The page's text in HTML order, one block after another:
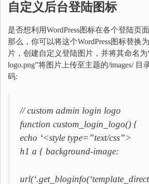
自定义后台登陆图标
是否想利用WordPress图标在各个登陆页
那么，你可以将这个WordPress图标替换
片，创建自定义登陆图片，并将其命名为
logo.png”将图片上传至主题的/images/ 目
码:
// custom admin login logo
function custom_login_logo() {
echo ‘<style type=”text/css”>
h1 a { background-image: